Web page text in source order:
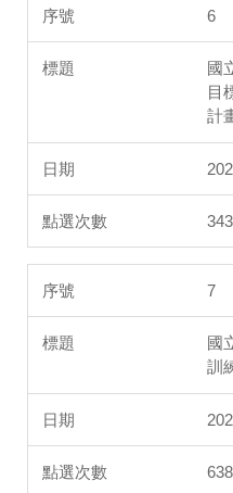
6
國
目
計
343
7
國
訓
638